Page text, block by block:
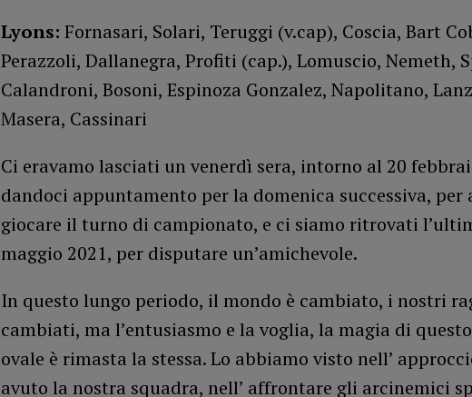
Lyons: Fornasari, Solari, Teruggi (v.cap), Coscia, Bart
Perazzoli, Dallanegra, Profiti (cap.), Lomuscio, Nemeth,
Calandroni, Bosoni, Espinoza Gonzalez, Napolitano,
Masera, Cassinari
Ci eravamo lasciati un venerdì sera, intorno al 20
dandoci appuntamento per la domenica successiva, per
giocare il turno di campionato, e ci siamo ritrovati
maggio 2021, per disputare un’amichevole.
In questo lungo periodo, il mondo è cambiato, i nostri
cambiati, ma l’entusiasmo e la voglia, la magia di
ovale è rimasta la stessa. Lo abbiamo visto nell’
avuto la nostra squadra, nell’ affrontare gli arcinemici